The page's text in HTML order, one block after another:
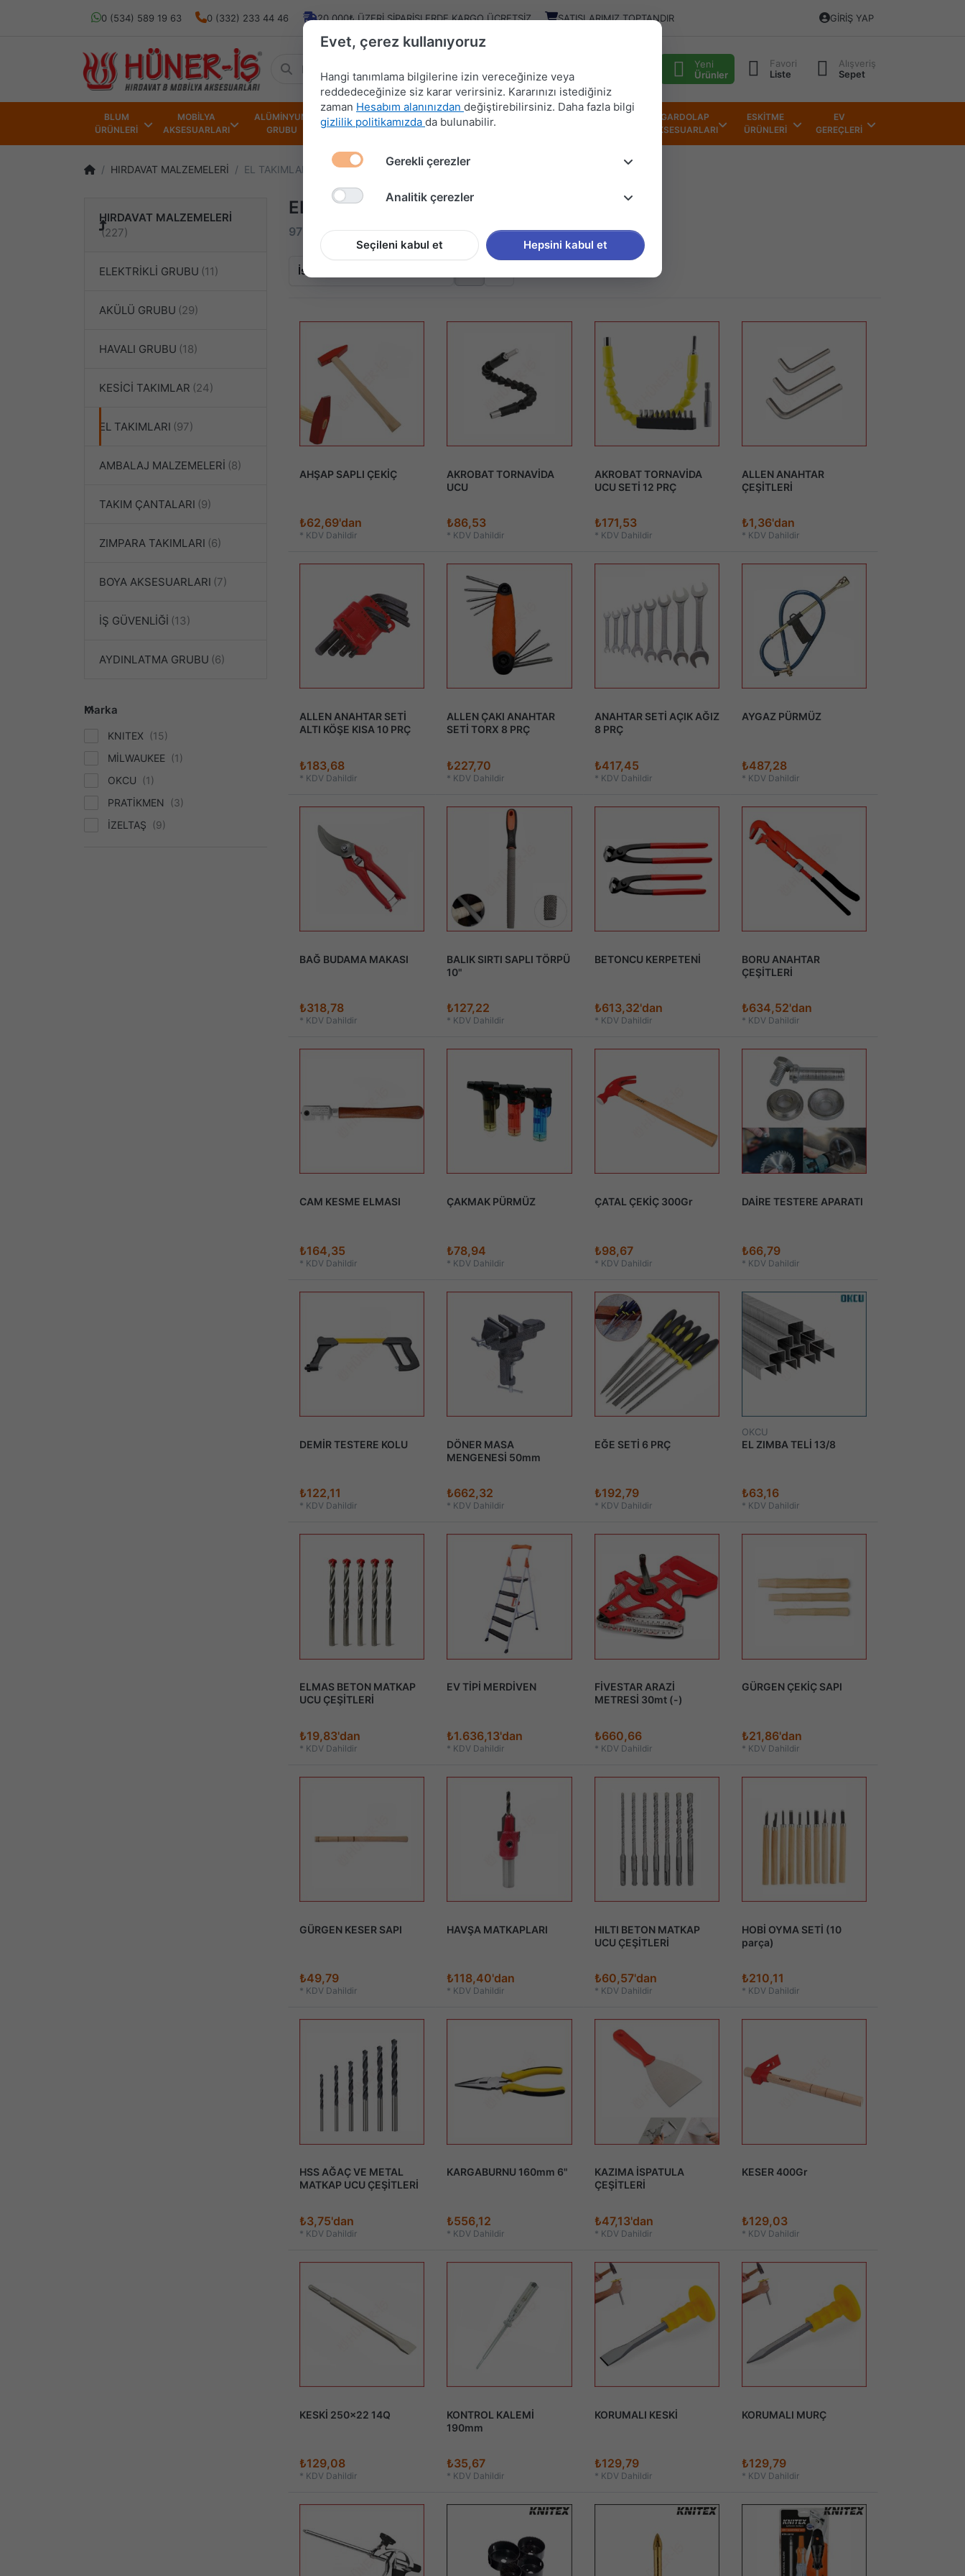
0 (534) 589 19 63 0 (332) 233 44 46 20.000₺ ÜZERI SIPARIŞLERDE KARGO ÜCRETSIZ SATIŞLARIMIZ TOPTANDIR GIRIŞ YAP
Yeni
Ürünler
Favori
Liste
Alışveriş
Sepet
BLUM
ÜRÜNLERİ
MOBİLYA
AKSESUARLARI
ALÜMİNYUM
GRUBU
HIRDAVAT
MALZEMELERİ
MUTFAK
AKSESUARLARI
GARDOLAP
AKSESUARLARI
ESKİTME
ÜRÜNLERİ
EV
GEREÇLERİ
HIRDAVAT MALZEMELERİ EL TAKIMLARI
HIRDAVAT MALZEMELERİ
ELEKTRİKLİ GRUBU
AKÜLÜ GRUBU
HAVALI GRUBU
KESİCİ TAKIMLAR
EL TAKIMLARI
AMBALAJ MALZEMELERİ
TAKIM ÇANTALARI
ZIMPARA TAKIMLARI
BOYA AKSESUARLARI
İŞ GÜVENLİĞİ
AYDINLATMA GRUBU
Marka
KNITEX
MİLWAUKEE
OKCU
PRATİKMEN
İZELTAŞ
EL TAKIMLARI
97 ürün gösteriliyor
İsim: A'dan Z'ye
AHŞAP SAPLI ÇEKİÇ
₺62,69'dan
* KDV Dahildir
AKROBAT TORNAVİDA
UCU
₺86,53
* KDV Dahildir
AKROBAT TORNAVİDA
UCU SETİ 12 PRÇ
₺171,53
* KDV Dahildir
ALLEN ANAHTAR
ÇEŞİTLERİ
₺1,36'dan
* KDV Dahildir
ALLEN ANAHTAR SETİ
ALTI KÖŞE KISA 10 PRÇ
₺183,68
* KDV Dahildir
ALLEN ÇAKI ANAHTAR
SETİ TORX 8 PRÇ
₺227,70
* KDV Dahildir
ANAHTAR SETİ AÇIK AĞIZ
8 PRÇ
₺417,45
* KDV Dahildir
AYGAZ PÜRMÜZ
₺487,28
* KDV Dahildir
BAĞ BUDAMA MAKASI
₺318,78
* KDV Dahildir
BALIK SIRTI SAPLI TÖRPÜ
10"
₺127,22
* KDV Dahildir
BETONCU KERPETENİ
₺613,32'dan
* KDV Dahildir
BORU ANAHTAR
ÇEŞİTLERİ
₺634,52'dan
* KDV Dahildir
CAM KESME ELMASI
₺164,35
* KDV Dahildir
ÇAKMAK PÜRMÜZ
₺78,94
* KDV Dahildir
ÇATAL ÇEKİÇ 300Gr
₺98,67
* KDV Dahildir
DAİRE TESTERE APARATI
₺66,79
* KDV Dahildir
DEMİR TESTERE KOLU
₺122,11
* KDV Dahildir
DÖNER MASA
MENGENESİ 50mm
₺662,32
* KDV Dahildir
EĞE SETİ 6 PRÇ
₺192,79
* KDV Dahildir
OKCU
EL ZIMBA TELİ 13/8
₺63,16
* KDV Dahildir
ELMAS BETON MATKAP
UCU ÇEŞİTLERİ
₺19,83'dan
* KDV Dahildir
EV TİPİ MERDİVEN
₺1.636,13'dan
* KDV Dahildir
FİVESTAR ARAZİ
METRESİ 30mt (-)
₺660,66
* KDV Dahildir
GÜRGEN ÇEKİÇ SAPI
₺21,86'dan
* KDV Dahildir
GÜRGEN KESER SAPI
₺49,79
* KDV Dahildir
HAVŞA MATKAPLARI
₺118,40'dan
* KDV Dahildir
HILTI BETON MATKAP
UCU ÇEŞİTLERİ
₺60,57'dan
* KDV Dahildir
HOBİ OYMA SETİ (10
parça)
₺210,11
* KDV Dahildir
HSS AĞAÇ VE METAL
MATKAP UCU ÇEŞİTLERİ
₺3,75'dan
* KDV Dahildir
KARGABURNU 160mm 6"
₺556,12
* KDV Dahildir
KAZIMA İSPATULA
ÇEŞİTLERİ
₺47,13'dan
* KDV Dahildir
KESER 400Gr
₺129,03
* KDV Dahildir
KESKİ 250x22 14Q
₺129,08
* KDV Dahildir
KONTROL KALEMİ
190mm
₺35,67
* KDV Dahildir
KORUMALI KESKİ
₺129,79
* KDV Dahildir
KORUMALI MURÇ
₺129,79
* KDV Dahildir
Evet, çerez kullanıyoruz
Hangi tanımlama bilgilerine izin vereceğinize veya
reddedeceğinize siz karar verirsiniz. Kararınızı istediğiniz
zaman Hesabım alanınızdan değiştirebilirsiniz. Daha fazla bilgi
gizlilik politikamızda da bulunabilir.
Gerekli çerezler
Analitik çerezler
Seçileni kabul et Hepsini kabul et